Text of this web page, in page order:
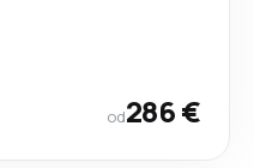
od286 €